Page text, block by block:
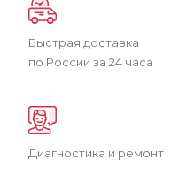
Быстрая доставка
по России за 24 часа
Диагностика и ремонт